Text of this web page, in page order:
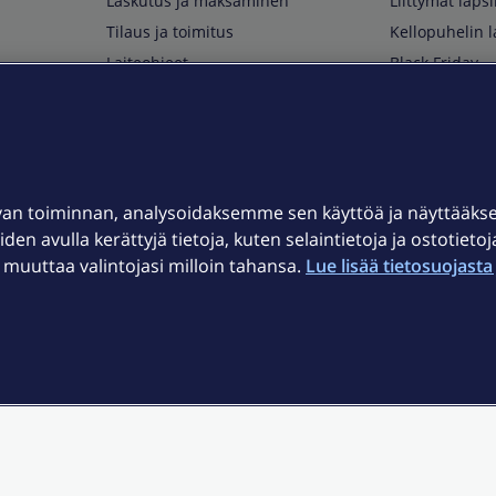
Tilaus ja toimitus
Laiteohjeet
Kuuluvuuskartta
Asiakastiedotteet
OmaElisa-sovellus
Kellopuhelin
Black Friday
toiminnan, analysoidaksemme sen käyttöä ja
avulla kerättyjä tietoja, kuten selaintietoja ja
valintojasi milloin tahansa. Lue lisää tietosuojasta